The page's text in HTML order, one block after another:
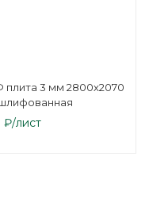
плита 3 мм 2800х2070
₽/лист